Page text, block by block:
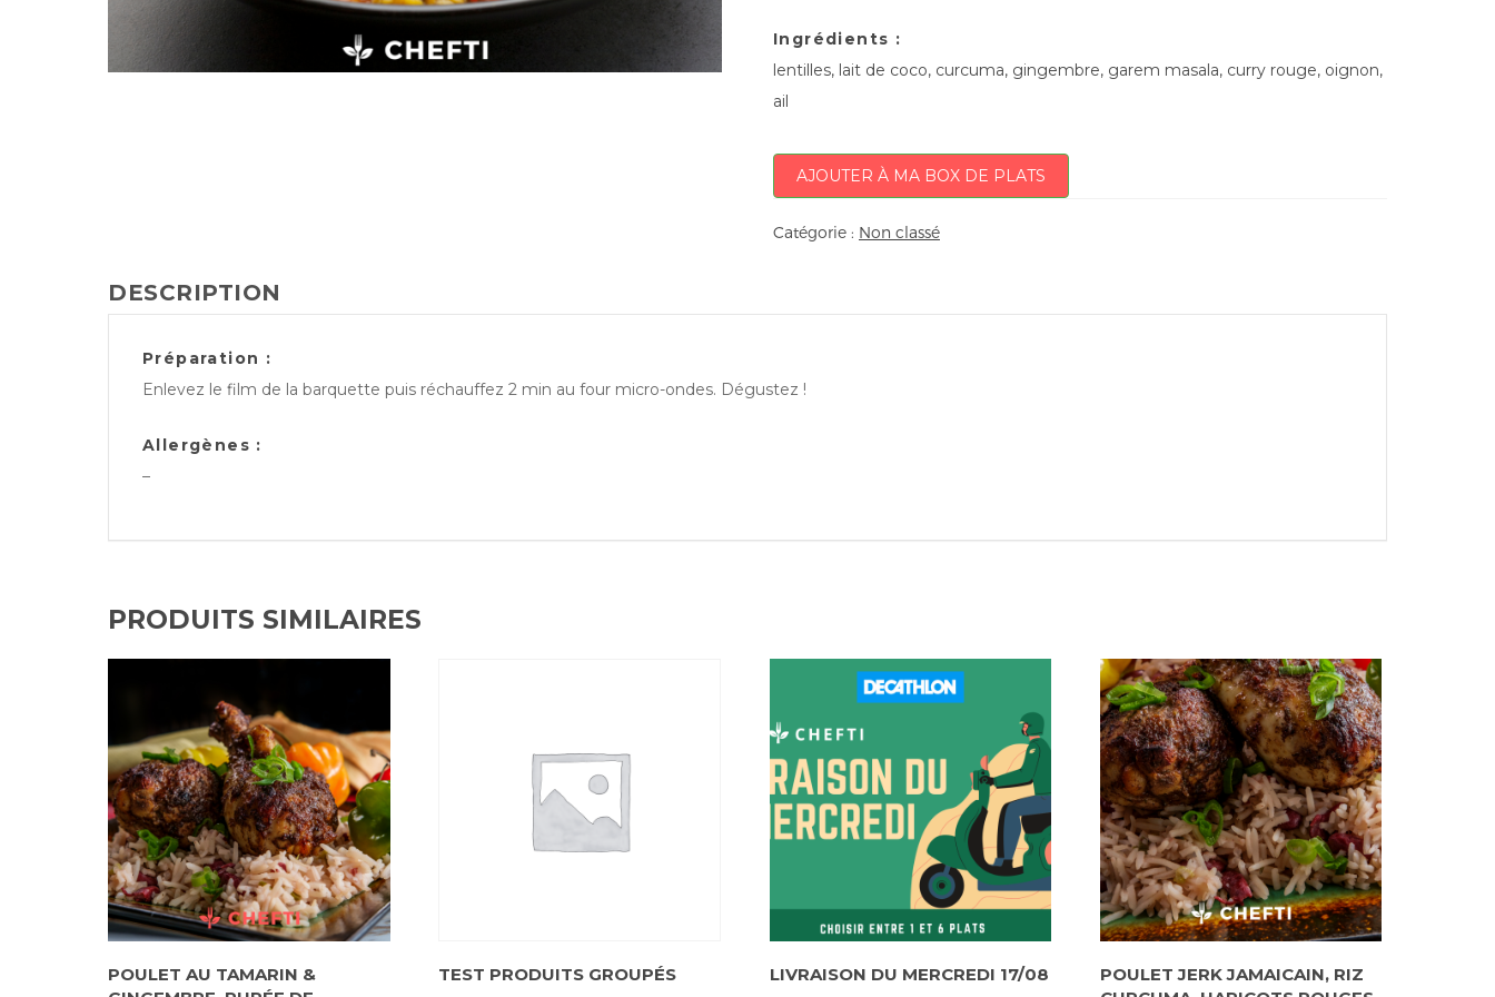
Ingrédients :
lentilles, lait de coco, curcuma, gingembre, garem masala, curry rouge, oignon,
ail
AJOUTER À MA BOX DE PLATS
Catégorie : Non classé
DESCRIPTION
Préparation :
Enlevez le film de la barquette puis réchauffez 2 min au four micro-ondes. Dégustez !
Allergènes :
–
PRODUITS SIMILAIRES
POULET AU TAMARIN &
TEST PRODUITS GROUPÉS LIVRAISON DU MERCREDI 17/08
POULET JERK JAMAICAIN, RIZ